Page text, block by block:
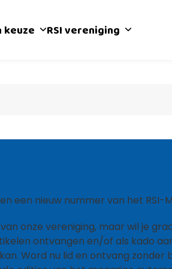
keuze RSI vereniging
een nieuw nummer van het RSI-
onze vereniging, maar wil je
ontvangen en/of als kado
Word nu lid en ontvang zonder